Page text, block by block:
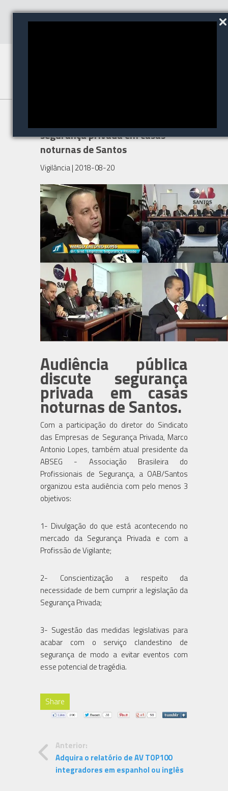
segurança privada em casas
noturnas de Santos
Vigilância| 2018-08-20
Audiência pública
discute segurança
privada em casas
noturnas de Santos.
Com a participação do diretor do Sindicato
das Empresas de Segurança Privada, Marco
Antonio Lopes, também atual presidente da
ABSEG - Associação Brasileira do
Profissionais de Segurança, a OAB/Santos
organizou esta audiência com pelo menos 3
objetivos:
1- Divulgação do que está acontecendo no
mercado da Segurança Privada e com a
Profissão de Vigilante;
2- Conscientização a respeito da
necessidade de bem cumprir a legislação da
Segurança Privada;
3- Sugestão das medidas legislativas para
acabar com o serviço clandestino de
segurança de modo a evitar eventos com
esse potencial de tragédia.
Share
Anterior:
Adquira o relatório de AV TOP100
integradores em espanhol ou inglês